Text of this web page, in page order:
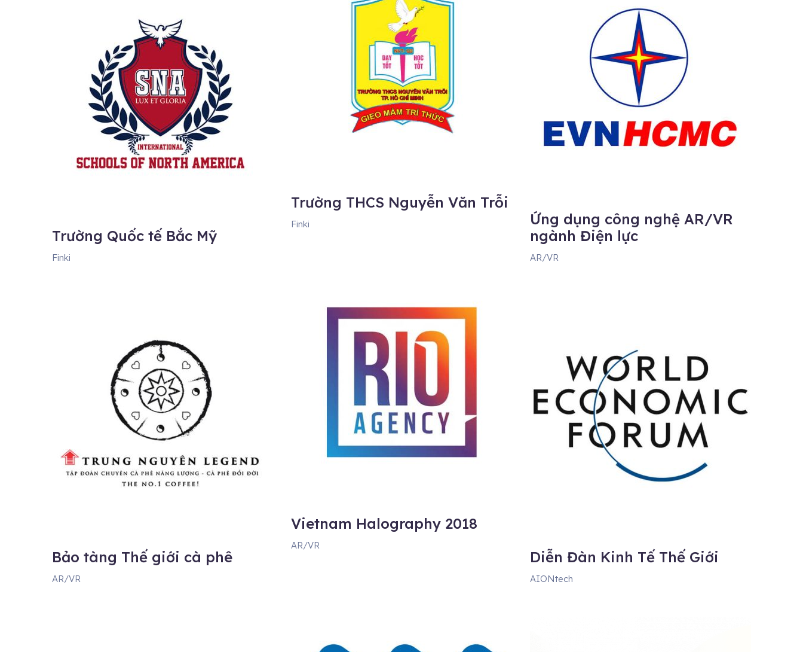
Trường THCS Nguyễn Văn Trỗi
Finki
Ứng dụng công nghệ AR/VR
ngành Điện lực
AR/VR
Trường Quốc tế Bắc Mỹ
Finki
Vietnam Halography 2018
AR/VR
Bảo tàng Thế giới cà phê
AR/VR
Diễn Đàn Kinh Tế Thế Giới
AIONtech